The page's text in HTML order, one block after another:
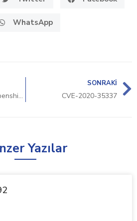
WhatsApp
CVE-2019-19349 (openshift)
SONRAKI
CVE-2020-35337
Yazılar